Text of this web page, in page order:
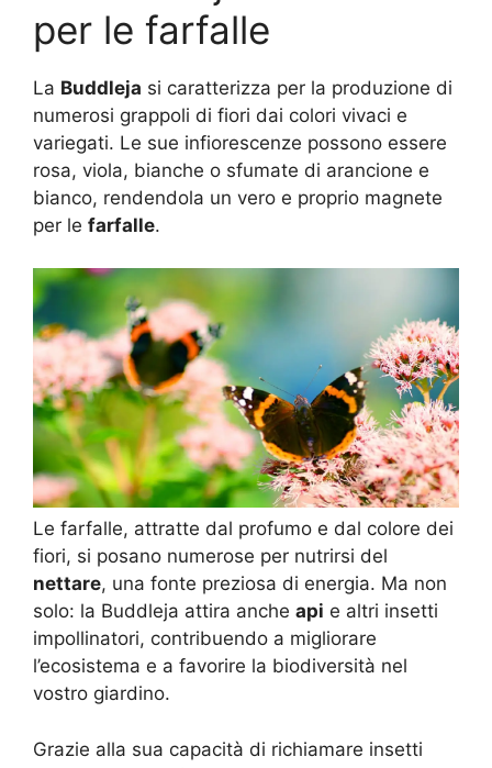
per le farfalle
La Buddleja si caratterizza per la produzione di
numerosi grappoli di fiori dai colori vivaci e
variegati. Le sue infiorescenze possono essere
rosa, viola, bianche o sfumate di arancione e
bianco, rendendola un vero e proprio magnete
per le farfalle.
Le farfalle, attratte dal profumo e dal colore dei
fiori, si posano numerose per nutrirsi del
nettare, una fonte preziosa di energia. Ma non
solo: la Buddleja attira anche api e altri insetti
impollinatori, contribuendo a migliorare
l’ecosistema e a favorire la biodiversità nel
vostro giardino.
Grazie alla sua capacità di richiamare insetti